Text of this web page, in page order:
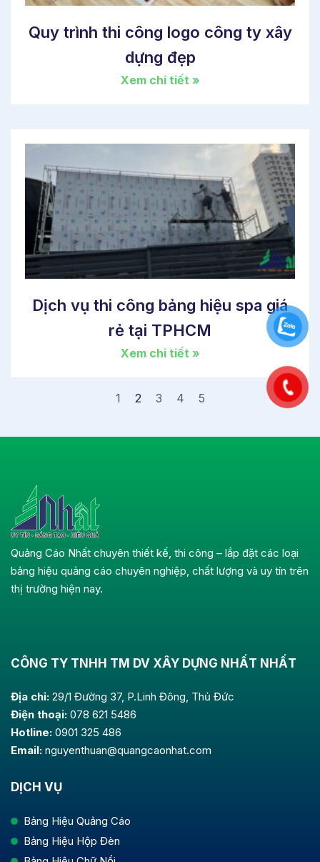
Quy trình thi công logo công ty xây
dựng đẹp
Xem chi tiết »
Dịch vụ thi công bảng hiệu spa giá
rẻ tại TPHCM
Xem chi tiết »
1 2 3 4 5
Quảng Cáo Nhất chuyên thiết kế, thi công – lắp đặt các loại
bảng hiệu quảng cáo chuyên nghiệp, chất lượng và uy tín trên
thị trường hiện nay.
CÔNG TY TNHH TM DV XÂY DỰNG NHẤT NHẤT
Địa chỉ: 29/1 Đường 37, P.Linh Đông, Thủ Đức
Điện thoại: 078 621 5486
Hotline: 0901 325 486
Email: nguyenthuan@quangcaonhat.com
DỊCH VỤ
Bảng Hiệu Quảng Cáo
Bảng Hiệu Hộp Đèn